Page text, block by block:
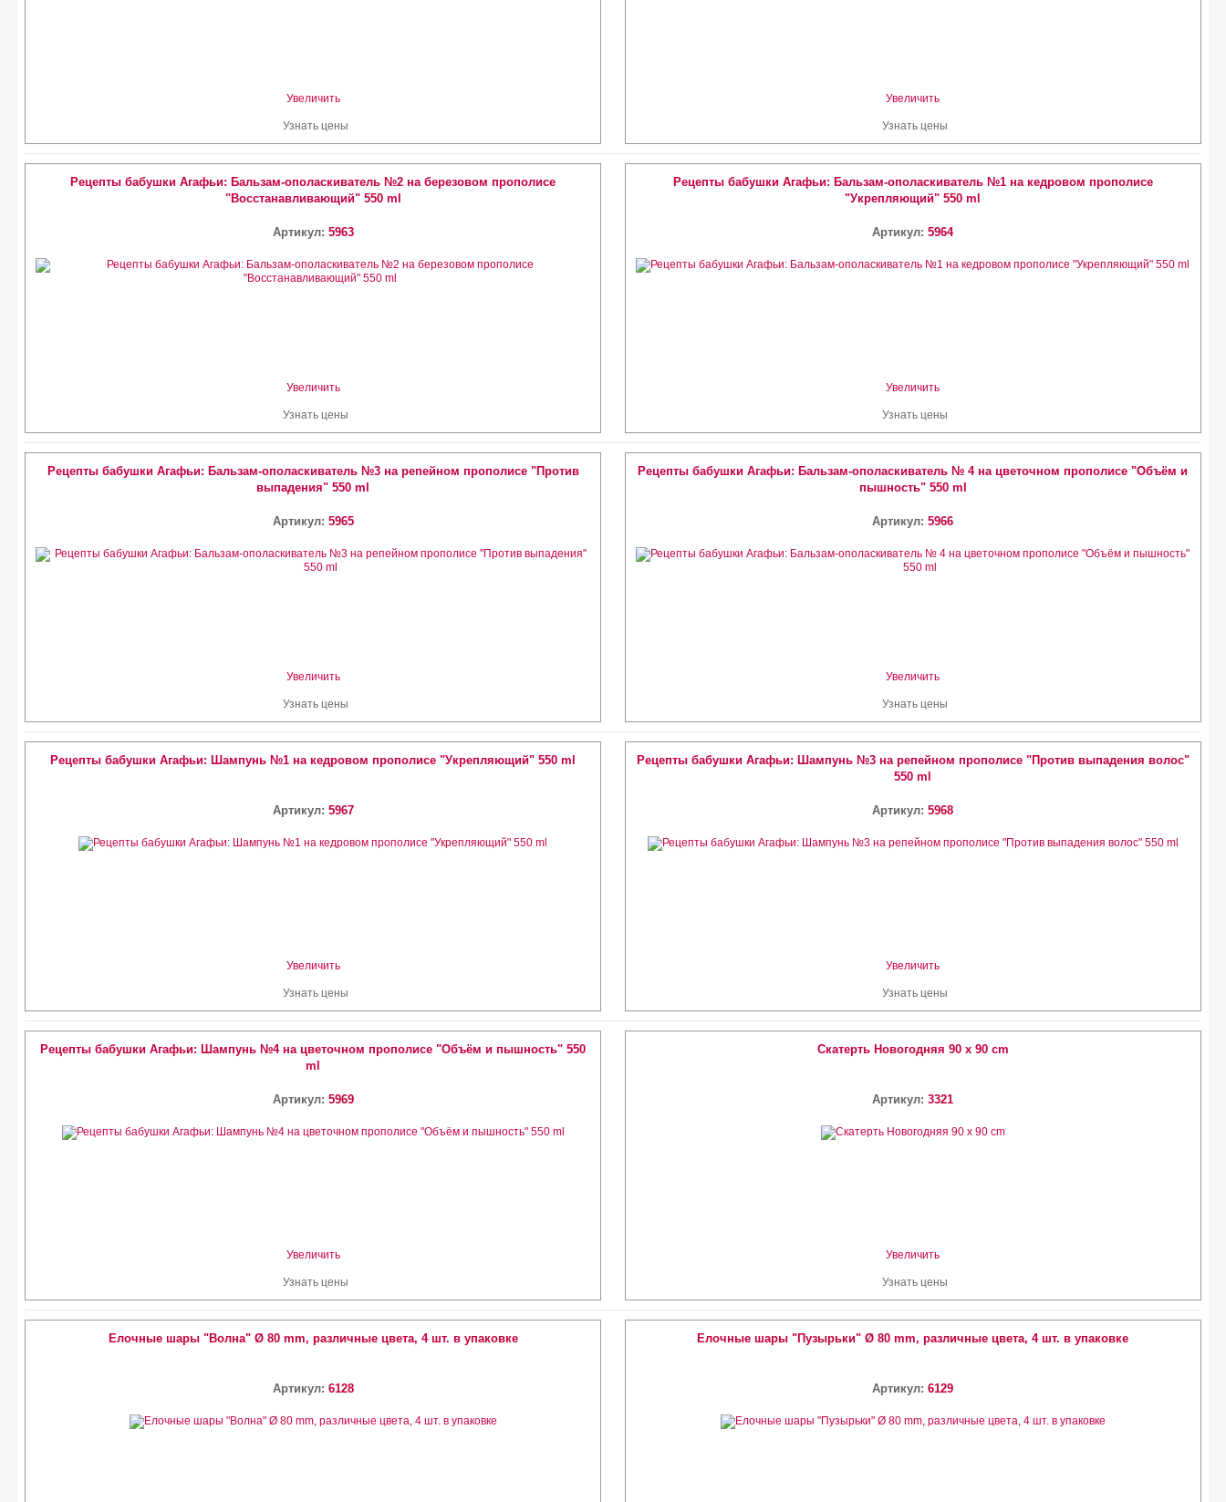
Увеличить
Узнать цены
Увеличить
Узнать цены
Рецепты бабушки Агафьи: Бальзам-ополаскиватель №2 на березовом прополисе
"Восстанавливающий" 550 ml
Артикул: 5963
Увеличить
Узнать цены
Рецепты бабушки Агафьи: Бальзам-ополаскиватель №1 на кедровом прополисе
"Укрепляющий" 550 ml
Артикул:5964
Увеличить
Узнать цены
Рецепты бабушки Агафьи: Бальзам-ополаскиватель №3 на репейном прополисе "Против
выпадения" 550 ml
Артикул: 5965
Увеличить
Узнать цены
Рецепты бабушки Агафьи: Бальзам-ополаскиватель № 4 на цветочном прополисе "Объём и
пышность" 550 ml
Артикул:5966
Увеличить
Узнать цены
Рецепты бабушки Агафьи: Шампунь №1 на кедровом прополисе "Укрепляющий" 550 ml
Артикул: 5967
Увеличить
Узнать цены
Рецепты бабушки Агафьи: Шампунь №3 на репейном прополисе "Против выпадения волос"
550 ml
Артикул:5968
Увеличить
Узнать цены
Рецепты бабушки Агафьи: Шампунь №4 на цветочном прополисе "Объём и пышность" 550
ml
Артикул: 5969
Увеличить
Узнать цены
Скатерть Новогодняя 90 х 90 cm
Артикул:3321
Увеличить
Узнать цены
Елочные шары "Волна" Ø 80 mm, различные цвета, 4 шт. в упаковке
Артикул: 6128
Елочные шары "Пузырьки" Ø 80 mm, различные цвета, 4 шт. в упаковке
Артикул:6129